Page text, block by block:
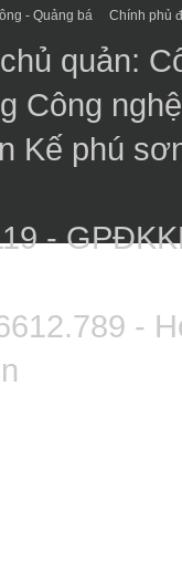
- Quảng bá Chính phủ
quản:
Công
Kế phú
-
-